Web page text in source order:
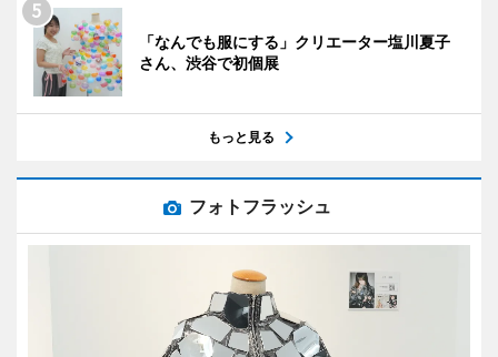
「なんでも服にする」クリエーター塩川夏子
さん、渋谷で初個展
もっと見る
フォトフラッシュ